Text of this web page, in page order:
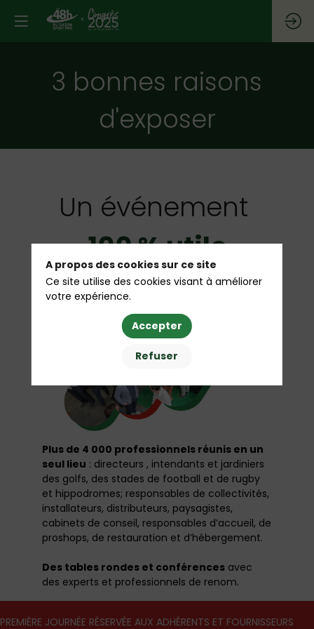
3 bonnes raisons
d'exposer
Un événement
100 % utile
Plus de 4 000 professionnels réunis en un
seul lieu : directeurs , intendants et jardiniers
des golfs, des stades de football et de rugby
et hippodromes; responsables de collectivités,
installateurs, distributeurs, paysagistes,
cabinets de conseil, responsables d’accueil, de
proshops, de restauration et d’hébergement.
Des tables rondes et conférences avec
des experts et professionnels de renom.
PREMIÈRE JOURNÉE RÉSERVÉE AUX ADHÉRENTS ET FOURNISSEURS
A propos des cookies sur ce site
Ce site utilise des cookies visant à améliorer
votre expérience.
Accepter
Refuser